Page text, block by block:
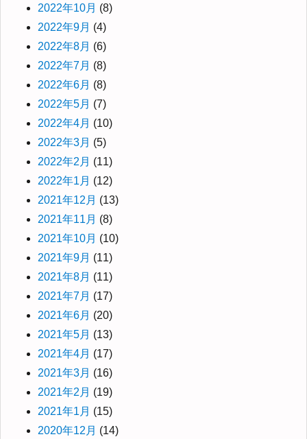
2022年10月 (8)
2022年9月 (4)
2022年8月 (6)
2022年7月 (8)
2022年6月 (8)
2022年5月 (7)
2022年4月 (10)
2022年3月 (5)
2022年2月 (11)
2022年1月 (12)
2021年12月 (13)
2021年11月 (8)
2021年10月 (10)
2021年9月 (11)
2021年8月 (11)
2021年7月 (17)
2021年6月 (20)
2021年5月 (13)
2021年4月 (17)
2021年3月 (16)
2021年2月 (19)
2021年1月 (15)
2020年12月 (14)